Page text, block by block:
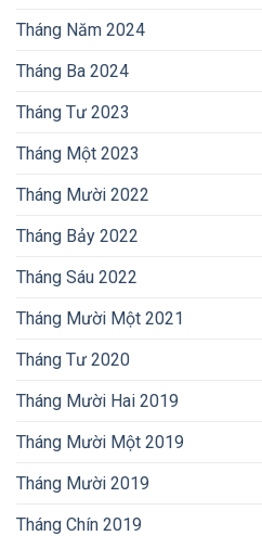
Tháng Năm 2024
Tháng Ba 2024
Tháng Tư 2023
Tháng Một 2023
Tháng Mười 2022
Tháng Bảy 2022
Tháng Sáu 2022
Tháng Mười Một 2021
Tháng Tư 2020
Tháng Mười Hai 2019
Tháng Mười Một 2019
Tháng Mười 2019
Tháng Chín 2019